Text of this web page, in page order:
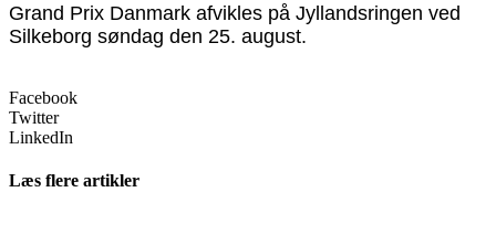
Grand Prix Danmark afvikles på Jyllandsringen ved
Silkeborg søndag den 25. august.
Facebook
Twitter
LinkedIn
Læs flere artikler